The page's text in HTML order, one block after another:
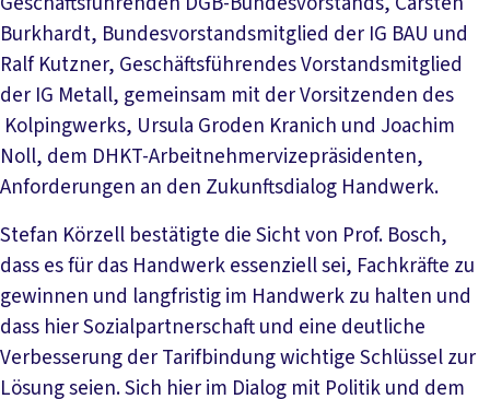
Burkhardt, Bundesvorstandsmitglied der IG BAU und
Ralf Kutzner, Geschäftsführendes Vorstandsmitglied
der IG Metall, gemeinsam mit der Vorsitzenden des
Kolpingwerks, Ursula Groden Kranich und Joachim
Noll, dem DHKT-Arbeitnehmervizepräsidenten,
Anforderungen an den Zukunftsdialog Handwerk.
Stefan Körzell bestätigte die Sicht von Prof. Bosch,
dass es für das Handwerk essenziell sei, Fachkräfte zu
gewinnen und langfristig im Handwerk zu halten und
dass hier Sozialpartnerschaft und eine deutliche
Verbesserung der Tarifbindung wichtige Schlüssel zur
Lösung seien. Sich hier im Dialog mit Politik und dem